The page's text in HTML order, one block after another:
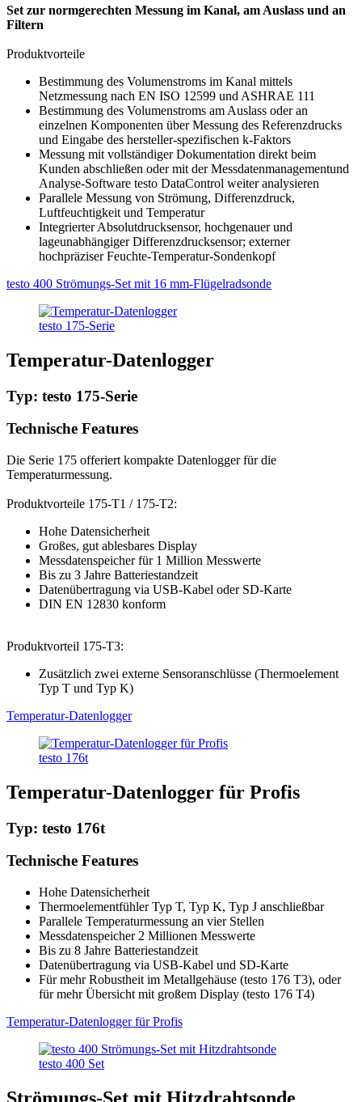
Set zur normgerechten Messung im Kanal, am Auslass und an
Filtern
Produktvorteile
Bestimmung des Volumenstroms im Kanal mittels
Netzmessung nach EN ISO 12599 und ASHRAE 111
Bestimmung des Volumenstroms am Auslass oder an
einzelnen Komponenten über Messung des Referenzdrucks
und Eingabe des hersteller-spezifischen k-Faktors
Messung mit vollständiger Dokumentation direkt beim
Kunden abschließen oder mit der Messdatenmanagementund
Analyse-Software testo DataControl weiter analysieren
Parallele Messung von Strömung, Differenzdruck,
Luftfeuchtigkeit und Temperatur
Integrierter Absolutdrucksensor, hochgenauer und
lageunabhängiger Differenzdrucksensor; externer
hochpräziser Feuchte-Temperatur-Sondenkopf
testo 400 Strömungs-Set mit 16 mm-Flügelradsonde
testo 175-Serie
Temperatur-Datenlogger
Typ: testo 175-Serie
Technische Features
Die Serie 175 offeriert kompakte Datenlogger für die
Temperaturmessung.
Produktvorteile 175-T1 / 175-T2:
Hohe Datensicherheit
Großes, gut ablesbares Display
Messdatenspeicher für 1 Million Messwerte
Bis zu 3 Jahre Batteriestandzeit
Datenübertragung via USB-Kabel oder SD-Karte
DIN EN 12830 konform
Produktvorteil 175-T3:
Zusätzlich zwei externe Sensoranschlüsse (Thermoelement
Typ T und Typ K)
Temperatur-Datenlogger
testo 176t
Temperatur-Datenlogger für Profis
Typ: testo 176t
Technische Features
Hohe Datensicherheit
Thermoelementfühler Typ T, Typ K, Typ J anschließbar
Parallele Temperaturmessung an vier Stellen
Messdatenspeicher 2 Millionen Messwerte
Bis zu 8 Jahre Batteriestandzeit
Datenübertragung via USB-Kabel und SD-Karte
Für mehr Robustheit im Metallgehäuse (testo 176 T3), oder
für mehr Übersicht mit großem Display (testo 176 T4)
Temperatur-Datenlogger für Profis
testo 400 Set